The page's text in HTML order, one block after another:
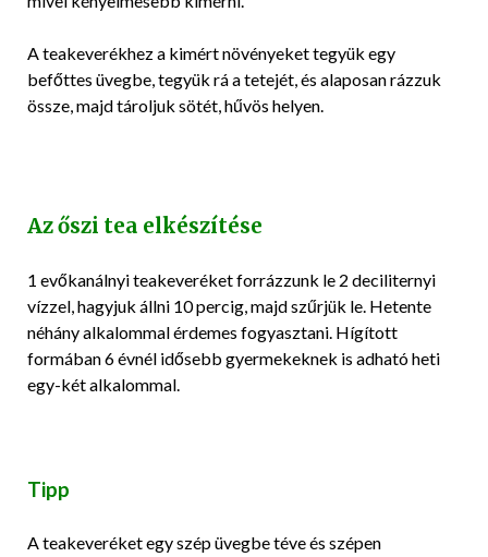
A teakeverékhez a kimért növényeket tegyük egy
befőttes üvegbe, tegyük rá a tetejét, és alaposan rázzuk
össze, majd tároljuk sötét, hűvös helyen.
Az őszi tea elkészítése
1 evőkanálnyi teakeveréket forrázzunk le 2 deciliternyi
vízzel, hagyjuk állni 10 percig, majd szűrjük le. Hetente
néhány alkalommal érdemes fogyasztani. Hígított
formában 6 évnél idősebb gyermekeknek is adható heti
egy-két alkalommal.
Tipp
A teakeveréket egy szép üvegbe téve és szépen